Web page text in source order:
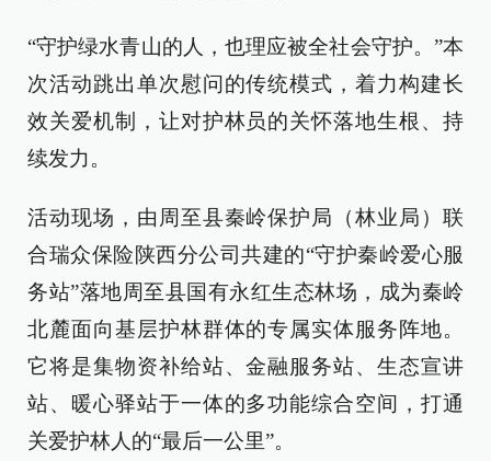
“守护绿水青山的人，也理应被全社会守护。”本
次活动跳出单次慰问的传统模式，着力构建长
效关爱机制，让对护林员的关怀落地生根、持
续发力。
活动现场，由周至县秦岭保护局（林业局）联
合瑞众保险陕西分公司共建的“守护秦岭爱心服
务站”落地周至县国有永红生态林场，成为秦岭
北麓面向基层护林群体的专属实体服务阵地。
它将是集物资补给站、金融服务站、生态宣讲
站、暖心驿站于一体的多功能综合空间，打通
关爱护林人的“最后一公里”。